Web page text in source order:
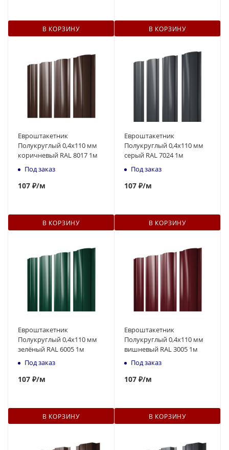
В КОРЗИНУ В КОРЗИНУ
Евроштакетник
Полукруглый 0,4x110 мм
коричневый RAL 8017 1м
Под заказ
107 ₽/м
В КОРЗИНУ
Евроштакетник
Полукруглый 0,4x110 мм
серый RAL 7024 1м
Под заказ
107 ₽/м
В КОРЗИНУ
Евроштакетник
Полукруглый 0,4x110 мм
зелёный RAL 6005 1м
Под заказ
107 ₽/м
В КОРЗИНУ
Евроштакетник
Полукруглый 0,4x110 мм
вишневый RAL 3005 1м
Под заказ
107 ₽/м
В КОРЗИНУ